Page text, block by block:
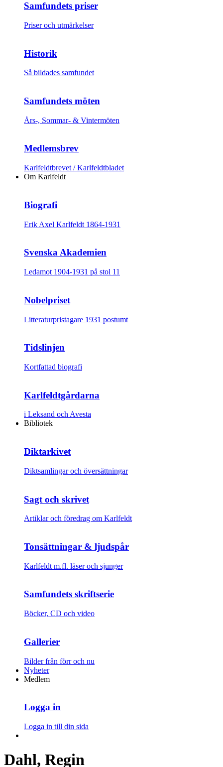
Samfundets priser
Priser och utmärkelser
Historik
Så bildades samfundet
Samfundets möten
Års-, Sommar- & Vintermöten
Medlemsbrev
Karlfeldtbrevet / Karlfeldtbladet
Om Karlfeldt
Biografi
Erik Axel Karlfeldt 1864-1931
Svenska Akademien
Ledamot 1904-1931 på stol 11
Nobelpriset
Litteraturpristagare 1931 postumt
Tidslinjen
Kortfattad biografi
Karlfeldtgårdarna
i Leksand och Avesta
Bibliotek
Diktarkivet
Diktsamlingar och översättningar
Sagt och skrivet
Artiklar och föredrag om Karlfeldt
Tonsättningar & ljudspår
Karlfeldt m.fl. läser och sjunger
Samfundets skriftserie
Böcker, CD och video
Gallerier
Bilder från förr och nu
Nyheter
Medlem
Logga in
Logga in till din sida
Dahl, Regin